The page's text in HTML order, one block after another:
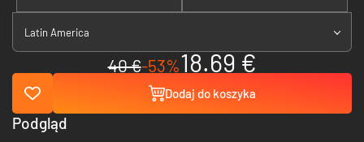
Latin America
40 €-53%18.69 €
Dodaj do koszyka
Podgląd